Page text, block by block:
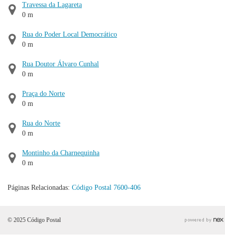
Travessa da Lagareta
0 m
Rua do Poder Local Democrático
0 m
Rua Doutor Álvaro Cunhal
0 m
Praça do Norte
0 m
Rua do Norte
0 m
Montinho da Charnequinha
0 m
Páginas Relacionadas: Código Postal 7600-406
© 2025 Código Postal